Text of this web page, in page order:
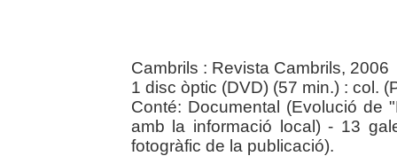
Cambrils : Revista Cambrils, 2006
1 disc òptic (DVD) (57 min.) : col.
Conté: Documental (Evolució de
amb la informació local) - 13
fotogràfic de la publicació).